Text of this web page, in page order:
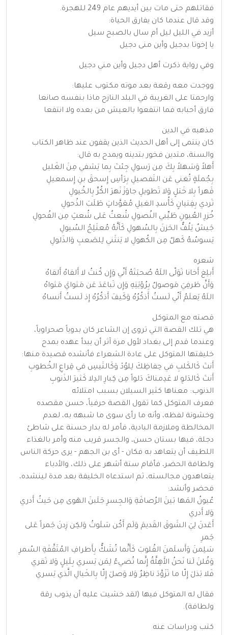
فقاتلهم حتى مات بين أيديهم عام 249 للهجرة.
وقد قال عندما كان يفارق الحياة:
أزيد في الليل ليل أم سال بالصبح سيل
يا إخوتا بدجيل وأين منى دجيل
وفي رواية ذكرت أهل دجيل وأين مني دجيل
ووجدت معه رقعة بعد موته مكتوب عليها:
وارحمتا على الغريبة في البلد النازح ماذا بنفسه صانعا
فارق أحبابه فما انتفعوا بالعيش من بعده ولا انتفعا
مذهبه في الدين
كان ينتمى إلى أهل الحديث الذين يقفون عند ظاهر الكتاب
والسنة، متدين فخور بتدينه ويمدح به قال:
أَهلاً وَسَهلاً بِكَ مِن رَسولِ جِئتَ بِما يَشفي مِنَ الغَليل
بِجُملَةٍ تُغني عَن التَفصيلِ بِرَأسِ إِسحقَ بنِ إِسمعيلِ
قَهراً بِلا خَتلٍ وَلا تَطويلِ جاوَزَ نَهرَ الكُرِّ بِالخُيولِ
تَردي بِفِتيانٍ كَأُسدِ الغيلِ مُعَوَّداتٍ طَلَبَ الذُحولِ
خُزرِ العُيونِ طَيِّبي النُصولِ شُعثٌ عَلى شُعثٍ مِن الفُحولِ
جَيشٌ يَلُفُّ الحَزنَ بِالسُهولِ كَأَنَّهُ مُعتَلِجُ السُيولِ
يَسوسُهُ كَهلٌ مِن الكُهولِ لا يَنثَني لِلصَعبِ وَالذَلولِ
شعره
أَبلِغ أَخانا تَوَلّى اللَهُ صُحبَتَهُ أَنّي وَإِن كُنتُ لا أَلقاهُ أَلقاهُ
وَأَنَّ طَرفِيَ مَوصولٌ بِرُؤيَتِهِ وَإِن تَباعَدَ عَن مَثوايَ مَثواهُ
اللَهُ يَعلَمُ أَنّي لَستُ أَذكُرُهُ وَكَيفَ أَذكُرُهُ إِذ لَستُ أَنساهُ
قصته مع المتوكل
هي تلك القصة التي تروى إن الشاعر كان بدوياً صحراوياً،
وعندما قدم إلى بغداد لأول مرة آثر أن يبدأ عهده بمدح
خليفتها المتوكل على عادة الشعراء فأنشده قصيدة منها:
أَنتَ كَالكَلبِ في حِفاظِكَ لِلوُدْ وَكَالتَيسِ في قِراعِ الخُطوبِ
أَنتَ كَالدَلوِ لا عَدِمناكَ دَلواً مِن كِبارِ الدِلا كَثيرَ الذَنوبِ
الذنوب: معناها كثير السيلان بسبب امتلائه
فعرف المتوكل كما تقول القصة حرفياً، حسن مقصده
وخشونة لفظه، وأنه ما رأى سوى ما شبهه به، لعدم
المخالطة وملازمة البادية، فأمر له بدار حسنة على شاطئ
دجلة، فيها بستان حسن، والجسر قريب منه وأمر بالغذاء
اللطيف أن يتعاهد به فكان - أى بن الجهم - يرى حركة الناس
ولطافة الحضر، فأقام ستة أشهر على ذلك، والأدباء
يتعاهدون مجالسته، ثم استدعاه الخليفة بعد مدة لينشده،
فحضر وأنشد:
عُيونُ المَها بَينَ الرُصافَةِ وَالجِسرِ جَلَبنَ الهَوى مِن حَيثُ أَدري
وَلا أَدري
أَعَدنَ لِيَ الشَوقَ القَديمَ وَلَم أَكُن سَلَوتُ وَلكِن زِدنَ جَمراً عَلى
جَمرِ
سَلِمنَ وَأَسلَمنَ القُلوبَ كَأَنَّما تُشَكُّ بِأَطرافِ المُثَقَّفَةِ السُمرِ
وَقُلنَ لَنا نَحنُ الأَهِلَّةُ إِنَّما تُضيءُ لِمَن يَسري بِلَيلٍ وَلا تَقري
فَلا بَذلَ إِلّا ما تَزَوَّدَ ناظِرٌ وَلا وَصلَ إِلّا بِالخَيالِ الَّذي يَسري
فقال له المتوكل فيها (لقد خشيت عليه أن يذوب رقة
ولطافة).
كتب ودراسات عنه